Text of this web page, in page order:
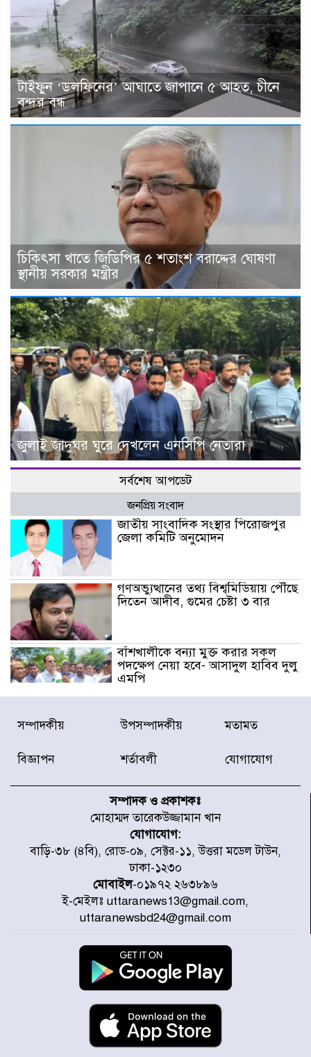
টাইফুন ‘ডলফিনের’ আঘাতে জাপানে ৫ আহত, চীনে
বন্দর বন্ধ
চিকিৎসা খাতে জিডিপির ৫ শতাংশ বরাদ্দের ঘোষণা
স্থানীয় সরকার মন্ত্রীর
জুলাই জাদুঘর ঘুরে দেখলেন এনসিপি নেতারা
সর্বশেষ আপডেট
জনপ্রিয় সংবাদ
জাতীয় সাংবাদিক সংস্থার পিরোজপুর
জেলা কমিটি অনুমোদন
গণঅভ্যুত্থানের তথ্য বিশ্বমিডিয়ায় পৌঁছে
দিতেন আদীব, গুমের চেষ্টা ৩ বার
বাঁশখালীকে বন্যা মুক্ত করার সকল
পদক্ষেপ নেয়া হবে- আসাদুল হাবিব দুলু
এমপি
বিদ্যুৎ-জ্বালানি খাতে অস্থিরতা তৈরির
চেষ্টা করছে একটি চক্র : প্রধানমন্ত্রী
৫ আহত, চীনে বন্দর বন্ধ
চিকিৎসা খাতে জিডিপির ৫ শতাংশ
বরাদ্দের ঘোষণা স্থানীয় সরকার মন্ত্রীর
জুলাই জাদুঘর ঘুরে দেখলেন এনসিপি
নেতারা
যুক্তরাষ্ট্রে দাবানল নেভাতে গিয়ে
হেলিকপ্টার বিধ্বস্ত, নিহত ১
মজুদদারের সর্বোচ্চ শাস্তি মৃত্যুদণ্ড, তাই
ভেবে মজুদ করবেন : আইনমন্ত্রী
সম্পাদকীয় উপসম্পাদকীয় মতামত
বিজ্ঞাপন শর্তাবলী যোগাযোগ
সম্পাদক ও প্রকাশকঃ
মোহাম্মদ তারেকউজ্জামান খান
যোগাযোগ:
বাড়ি-৩৮ (৪বি), রোড-০৯, সেক্টর-১১, উত্তরা মডেল টাউন,
ঢাকা-১২৩০
মোবাইল-০১৯৭২ ২৬৩৮৯৬
ই-মেইলঃ uttaranews13@gmail.com,
uttaranewsbd24@gmail.com